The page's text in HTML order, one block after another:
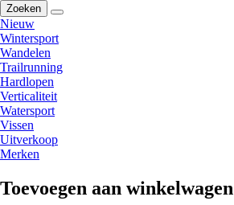
Zoeken
Nieuw
Wintersport
Wandelen
Trailrunning
Hardlopen
Verticaliteit
Watersport
Vissen
Uitverkoop
Merken
Toevoegen aan